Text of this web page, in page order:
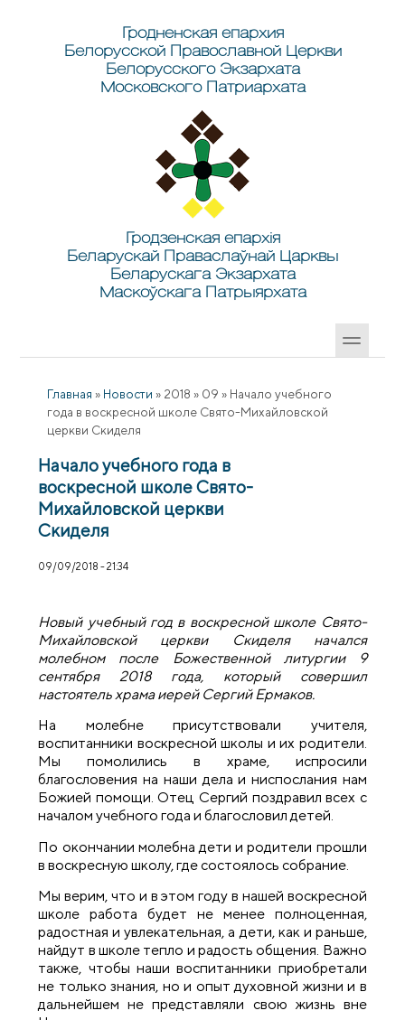
Гродненская епархия
Белорусской Православной Церкви
Белорусского Экзархата
Московского Патриархата
Гродзенская епархія
Беларускай Праваслаўнай Царквы
Беларускага Экзархата
Маскоўскага Патрыярхата
Главная » Новости » 2018 » 09 » Начало учебного
года в воскресной школе Свято-Михайловской
церкви Скиделя
Начало учебного года в
воскресной школе Свято-
Михайловской церкви
Скиделя
09/09/2018 - 21:34
Новый учебный год в воскресной школе Свято-
Михайловской церкви Скиделя начался
молебном после Божественной литургии 9
сентября 2018 года, который совершил
настоятель храма иерей Сергий Ермаков.
На молебне присутствовали учителя,
воспитанники воскресной школы и их родители.
Мы помолились в храме, испросили
благословения на наши дела и ниспослания нам
Божией помощи. Отец Сергий поздравил всех с
началом учебного года и благословил детей.
По окончании молебна дети и родители прошли
в воскресную школу, где состоялось собрание.
Мы верим, что и в этом году в нашей воскресной
школе работа будет не менее полноценная,
радостная и увлекательная, а дети, как и раньше,
найдут в школе тепло и радость общения. Важно
также, чтобы наши воспитанники приобретали
не только знания, но и опыт духовной жизни и в
дальнейшем не представляли свою жизнь вне